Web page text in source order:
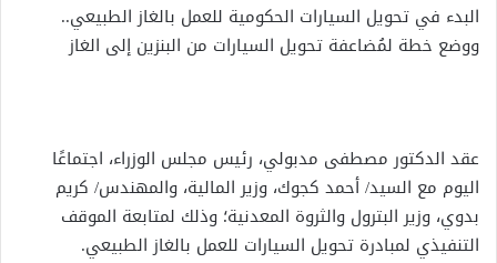
البدء في تحويل السيارات الحكومية للعمل بالغاز الطبيعي..
ووضع خطة لمُضاعفة تحويل السيارات من البنزين إلى الغاز
عقد الدكتور مصطفى مدبولي، رئيس مجلس الوزراء، اجتماعًا
اليوم مع السيد/ أحمد كجوك، وزير المالية، والمهندس/ كريم
بدوي، وزير البترول والثروة المعدنية؛ وذلك لمتابعة الموقف
التنفيذي لمبادرة تحويل السيارات للعمل بالغاز الطبيعي.